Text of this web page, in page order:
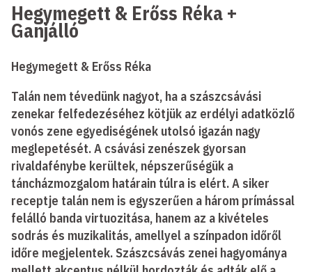
Hegymegett & Erőss Réka +
Ganjálló
Hegymegett & Erőss Réka
Talán nem tévedünk nagyot, ha a szászcsávási
zenekar felfedezéséhez kötjük az erdélyi adatközlő
vonós zene egyediségének utolsó igazán nagy
meglepetését. A csávási zenészek gyorsan
rivaldafénybe kerültek, népszerűségük a
táncházmozgalom határain túlra is elért. A siker
receptje talán nem is egyszerűen a három prímással
felálló banda virtuozitása, hanem az a kivételes
sodrás és muzikalitás, amellyel a színpadon időről
időre megjelentek. Szászcsávás zenei hagyománya